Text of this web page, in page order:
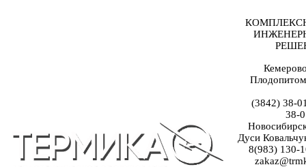
(3842) 38-
38-
Дуси
8(983) 130-